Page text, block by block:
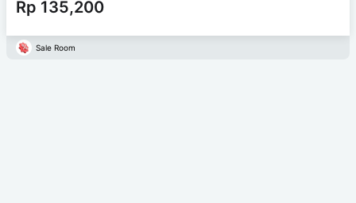
Rp 135,200
Sale Room